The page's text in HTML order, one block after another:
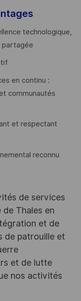
technologique,
partagée
en continu :
communautés
et respectant
reconnu
de services
Thales en
et de
de patrouille et
et de lutte
nos activités